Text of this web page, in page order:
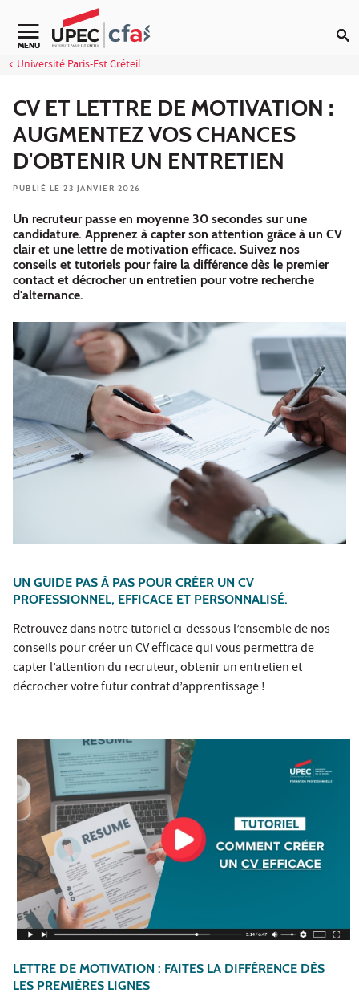
Aller au contenu
MENU
Université Paris-Est Créteil
CV ET LETTRE DE MOTIVATION :
AUGMENTEZ VOS CHANCES
D'OBTENIR UN ENTRETIEN
PUBLIÉ LE 23 JANVIER 2026
Un recruteur passe en moyenne 30 secondes sur une
candidature. Apprenez à capter son attention grâce à un CV
clair et une lettre de motivation efficace. Suivez nos
conseils et tutoriels pour faire la différence dès le premier
contact et décrocher un entretien pour votre recherche
d'alternance.
UN GUIDE PAS À PAS POUR CRÉER UN CV
PROFESSIONNEL, EFFICACE ET PERSONNALISÉ.
Retrouvez dans notre tutoriel ci-dessous l’ensemble de nos
conseils pour créer un CV efficace qui vous permettra de
capter l’attention du recruteur, obtenir un entretien et
décrocher votre futur contrat d’apprentissage !
LETTRE DE MOTIVATION : FAITES LA DIFFÉRENCE DÈS
LES PREMIÈRES LIGNES